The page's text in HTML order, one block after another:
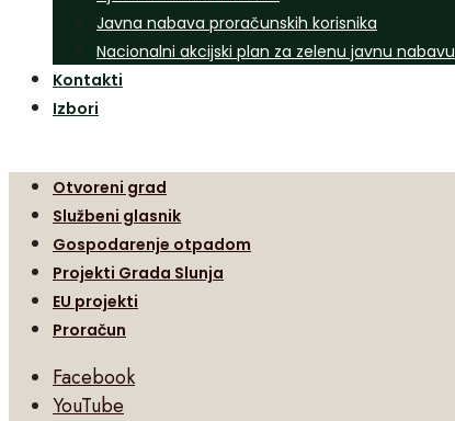
Javna nabava proračunskih korisnika
Nacionalni akcijski plan za zelenu javnu nabavu
Kontakti
Izbori
Otvoreni grad
Službeni glasnik
Gospodarenje otpadom
Projekti Grada Slunja
EU projekti
Proračun
Facebook
YouTube